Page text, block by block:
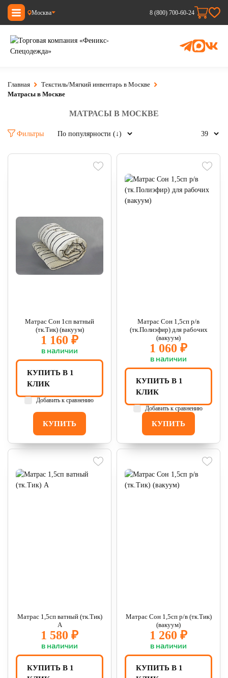
Москва 8 (800) 700-60-24
Главная
Текстиль/Мягкий инвентарь в Москве
Матрасы в Москве
МАТРАСЫ В МОСКВЕ
Фильтры
Матрас Сон 1сп ватный
(тк.Тик) (вакуум)
1 160 ₽
в наличии
КУПИТЬ
КУПИТЬ В 1
КЛИК
Добавить к сравнению
Матрас Сон 1,5сп р/в
(тк.Полиэфир) для рабочих
(вакуум)
1 060 ₽
в наличии
КУПИТЬ
КУПИТЬ В 1
КЛИК
Добавить к сравнению
Матрас 1,5сп ватный (тк.Тик)
А
1 580 ₽
в наличии
КУПИТЬ В 1
Матрас Сон 1,5сп р/в (тк.Тик)
(вакуум)
1 260 ₽
в наличии
КУПИТЬ В 1